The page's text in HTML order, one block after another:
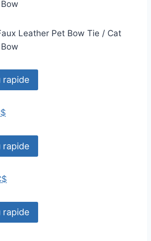
Leather Pet Bow Tie / Cat
rapide
rapide
rapide